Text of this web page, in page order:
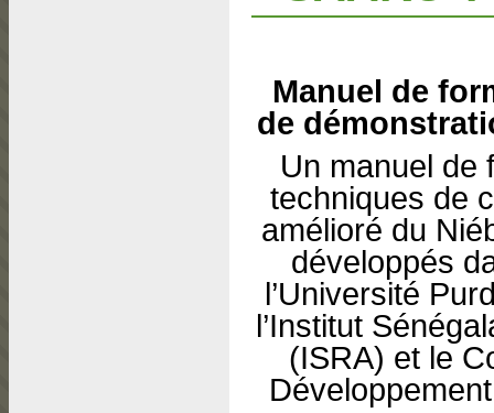
Manuel de
de
Un manuel de
techniques de
amélioré du
développés
l’Université
l’Institut
(ISRA) et le